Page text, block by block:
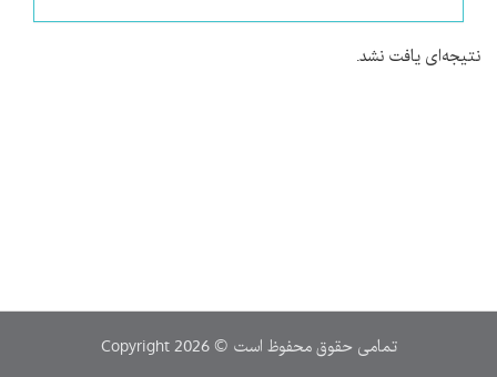
نتیجه‌ای یافت نشد.
Copyright 2026 © تمامی حقوق محفوظ است